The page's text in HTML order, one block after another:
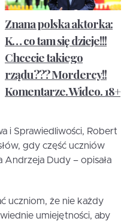
Znana polska aktorka:
K… co tam się dzieje!!!
Chcecie takiego
rządu??? Mordercy!!
Komentarze. Wideo. 18+
i Sprawiedliwości, Robert
gdy część uczniów
Andrzeja Dudy – opisała
uczniom, że nie każdy
umiejętności, aby